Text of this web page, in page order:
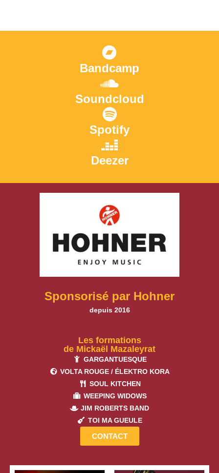
Bandcamp
Soundcloud
Spotify
Deezer
Sponsorisé par Hohner
depuis 2016
Les formations
de Mickaël Mazaleyrat
GARGANTUESQUE
VOLTA ROUGE / ÉLEKTRO KORA
SOUL KITCHEN
WEEPING WIDOWS
JIM ROBERTS BAND
TOI MA GUEULE
CONTACT